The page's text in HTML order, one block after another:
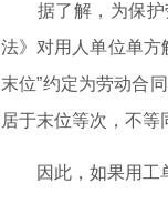
据了解，为保护劳
法》对用人单位单方
末位”约定为劳动合
居于末位等次，不等
因此，如果用工单